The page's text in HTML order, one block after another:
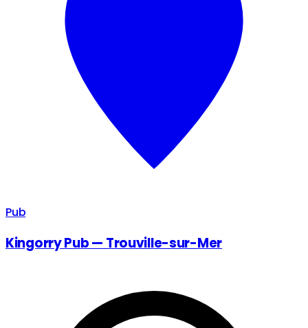
Pub
Kingorry Pub — Trouville-sur-Mer